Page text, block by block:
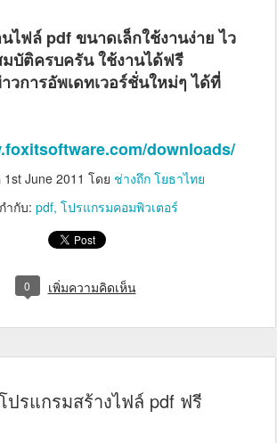
ไฟล์ pdf ขนาดเล็กใช้งานง่าย ไว
บัติครบครัน ใช้งานได้ฟรี
วการอัพเดทเวอร์ชั่นใหม่ๆ ได้ที่
downloads/
1st June 2011 โดย ช่างถึก โยธาไทย
ำกับ: pdf โปรแกรมคอมพิวเตอร์
0 เพิ่มความคิดเห็น
ปรแกรมสร้างไฟล์ pdf ฟรี